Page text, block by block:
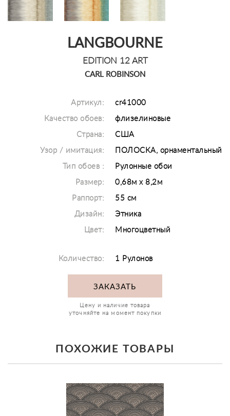
LANGBOURNE
EDITION 12 ART
CARL ROBINSON
Артикул: cr41000
Качество обоев: флизелиновые
Страна: США
Узор / имитация: ПОЛОСКА, орнаментальный
Тип обоев : Рулонные обои
Размер: 0,68м х 8,2м
Раппорт: 55 см
Дизайн: Этника
Цвет: Многоцветный
Количество: 1 Рулонов
ЗАКАЗАТЬ
Цену и наличие товара
уточняйте на момент покупки
ПОХОЖИЕ ТОВАРЫ